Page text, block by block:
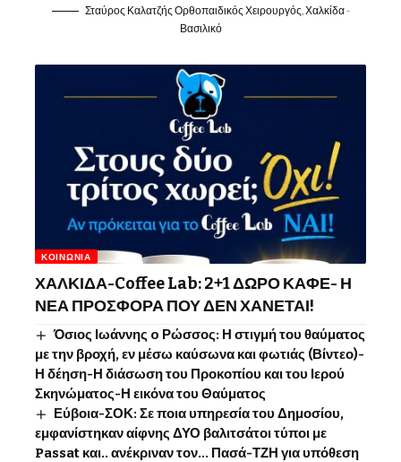
Σταύρος Καλατζής Ορθοπαιδικός Χειρουργός, Χαλκίδα -
Βασιλικό
ΚΟΙΝΩΝΊΑ
ΧΑΛΚΙΔΑ-Coffee Lab: 2+1 ΔΩΡΟ ΚΑΦΕ- Η
ΝΕΑ ΠΡΟΣΦΟΡΑ ΠΟΥ ΔΕΝ ΧΑΝΕΤΑΙ!
Όσιος Ιωάννης o Ρώσσος: Η στιγμή του θαύματος
με την βροχή, εν μέσω καύσωνα και φωτιάς (Βίντεο)-
Η δέηση-Η διάσωση του Προκοπίου και του Ιερού
Σκηνώματος-Η εικόνα του Θαύματος
Εύβοια-ΣΟΚ: Σε ποια υπηρεσία του Δημοσίου,
εμφανίστηκαν αίφνης ΔΥΟ βαλιτσάτοι τύποι με
Passat και.. ανέκριναν τον… Πασά-ΤΖΗ για υπόθεση